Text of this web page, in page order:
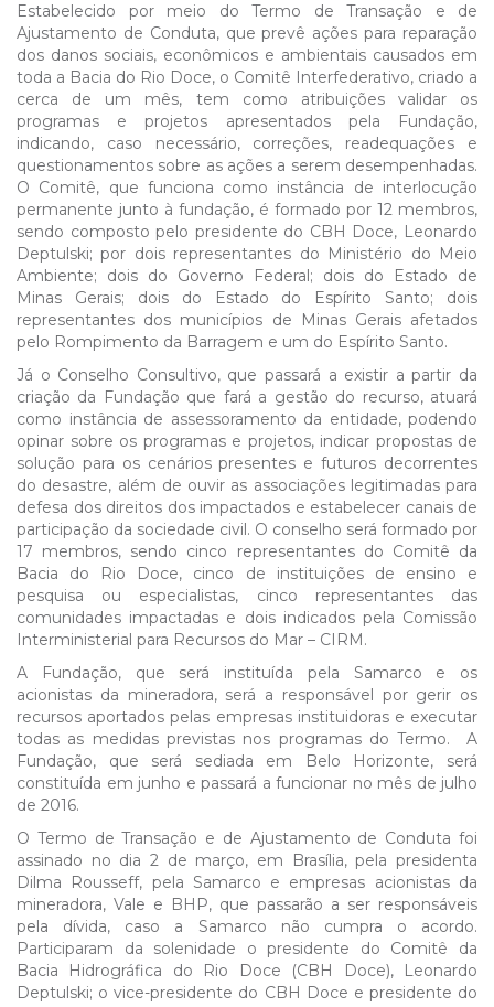
Estabelecido por meio do Termo de Transação e de
Ajustamento de Conduta, que prevê ações para reparação
dos danos sociais, econômicos e ambientais causados em
toda a Bacia do Rio Doce, o Comitê Interfederativo, criado a
cerca de um mês, tem como atribuições validar os
programas e projetos apresentados pela Fundação,
indicando, caso necessário, correções, readequações e
questionamentos sobre as ações a serem desempenhadas.
O Comitê, que funciona como instância de interlocução
permanente junto à fundação, é formado por 12 membros,
sendo composto pelo presidente do CBH Doce, Leonardo
Deptulski; por dois representantes do Ministério do Meio
Ambiente; dois do Governo Federal; dois do Estado de
Minas Gerais; dois do Estado do Espírito Santo; dois
representantes dos municípios de Minas Gerais afetados
pelo Rompimento da Barragem e um do Espírito Santo.
Já o Conselho Consultivo, que passará a existir a partir da
criação da Fundação que fará a gestão do recurso, atuará
como instância de assessoramento da entidade, podendo
opinar sobre os programas e projetos, indicar propostas de
solução para os cenários presentes e futuros decorrentes
do desastre, além de ouvir as associações legitimadas para
defesa dos direitos dos impactados e estabelecer canais de
participação da sociedade civil. O conselho será formado por
17 membros, sendo cinco representantes do Comitê da
Bacia do Rio Doce, cinco de instituições de ensino e
pesquisa ou especialistas, cinco representantes das
comunidades impactadas e dois indicados pela Comissão
Interministerial para Recursos do Mar – CIRM.
A Fundação, que será instituída pela Samarco e os
acionistas da mineradora, será a responsável por gerir os
recursos aportados pelas empresas instituidoras e executar
todas as medidas previstas nos programas do Termo. A
Fundação, que será sediada em Belo Horizonte, será
constituída em junho e passará a funcionar no mês de julho
de 2016.
O Termo de Transação e de Ajustamento de Conduta foi
assinado no dia 2 de março, em Brasília, pela presidenta
Dilma Rousseff, pela Samarco e empresas acionistas da
mineradora, Vale e BHP, que passarão a ser responsáveis
pela dívida, caso a Samarco não cumpra o acordo.
Participaram da solenidade o presidente do Comitê da
Bacia Hidrográfica do Rio Doce (CBH Doce), Leonardo
Deptulski; o vice-presidente do CBH Doce e presidente do